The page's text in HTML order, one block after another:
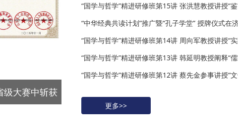
床营养专委会
“国学与哲学”精进研修班第15讲 张洪慧教授讲授“
“中华经典共读计划”推广暨“孔子学堂” 授牌仪式在
“国学与哲学”精进研修班第14讲 周向军教授讲授
“国学与哲学”精进研修班第13讲 韩延明教授阐释“
“国学与哲学”精进研修班第12讲 蔡先金参事讲授“
更多>>